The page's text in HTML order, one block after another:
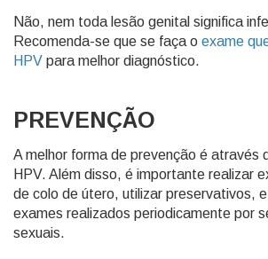
Não, nem toda lesão genital significa
Recomenda-se que se faça o exame
HPV para melhor diagnóstico.
PREVENÇÃO
A melhor forma de prevenção é através
HPV. Além disso, é importante realizar
de colo de útero, utilizar preservativos,
exames realizados periodicamente por
sexuais.